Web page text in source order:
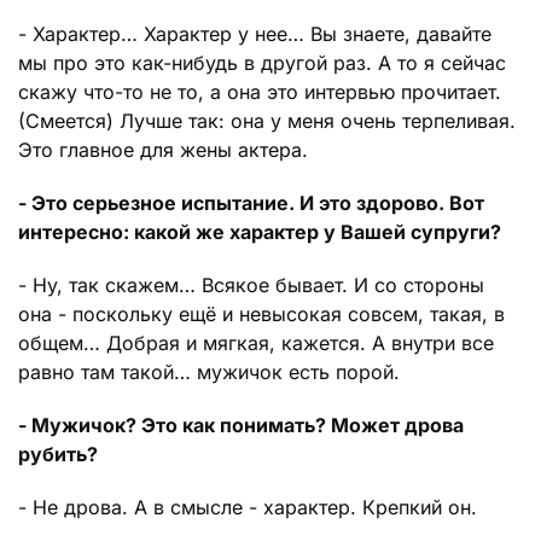
- Характер… Характер у нее… Вы знаете, давайте
мы про это как-нибудь в другой раз. А то я сейчас
скажу что-то не то, а она это интервью прочитает.
(Смеется) Лучше так: она у меня очень терпеливая.
Это главное для жены актера.
- Это серьезное испытание. И это здорово. Вот
интересно: какой же характер у Вашей супруги?
- Ну, так скажем… Всякое бывает. И со стороны
она - поскольку ещё и невысокая совсем, такая, в
общем… Добрая и мягкая, кажется. А внутри все
равно там такой… мужичок есть порой.
- Мужичок? Это как понимать? Может дрова
рубить?
- Не дрова. А в смысле - характер. Крепкий он.